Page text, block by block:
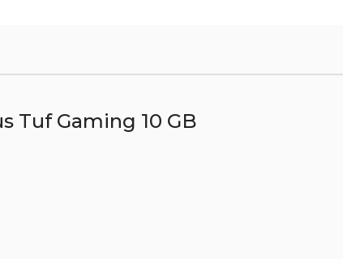
Tuf Gaming 10 GB